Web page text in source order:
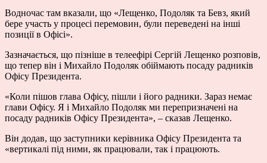
Водночас там вказали, що «Лещенко, Подоляк та Бевз, який
бере участь у процесі перемовин, були переведені на інші
позиції в Офісі».
Зазначається, що пізніше в телеефірі Сергій Лещенко розповів,
що тепер він і Михайло Подоляк обіймають посаду радників
Офісу Президента.
«Коли пішов глава Офісу, пішли і його радники. Зараз немає
глави Офісу. Я і Михайло Подоляк ми перепризначені на
посаду радників Офісу Президента», – сказав Лещенко.
Він додав, що заступники керівника Офісу Президента та
«вертикалі під ними, як працювали, так і працюють.